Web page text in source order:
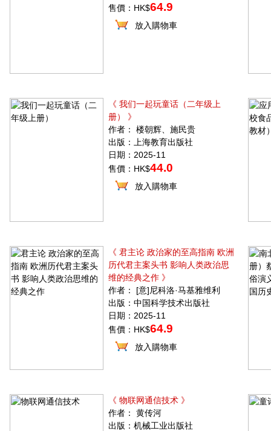
售價：HK$64.9
放入購物車
《 我们一起玩童话（二年级上
册） 》
作者： 楼朝辉、施民贵
出版：上海教育出版社
日期：2025-11
售價：HK$44.0
放入購物車
《 君主论 政治家的至高指南 欧洲
历代君主案头书 影响人类政治思
维的经典之作 》
作者： [意]尼科洛·马基雅维利
出版：中国科学技术出版社
日期：2025-11
售價：HK$64.9
放入購物車
《 物联网通信技术 》
作者： 黄传河
出版：机械工业出版社